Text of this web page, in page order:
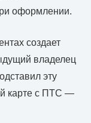
оформлении.
создает
владелец
эту
карте с ПТС —